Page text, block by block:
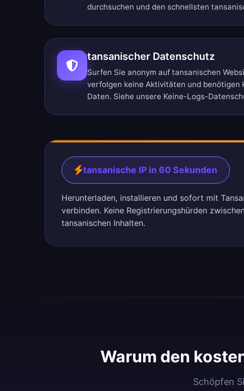
durchsuchen und den schnellsten
tansanischer Datenschutz
Surfen Sie anonym auf tansanischen
verfolgen keine Aktivitäten und benötigen
Daten. Siehe unsere Keine-Logs-
tansanische IP in 60 Sekunden
Herunterladen, installieren und sofort mit
verbinden. Keine Registrierungshürden
tansanischen Inhalten.
Warum den
Schöpfen